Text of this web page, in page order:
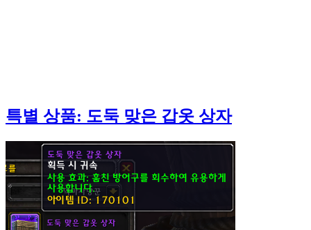
특별 상품: 도둑 맞은 갑옷 상자